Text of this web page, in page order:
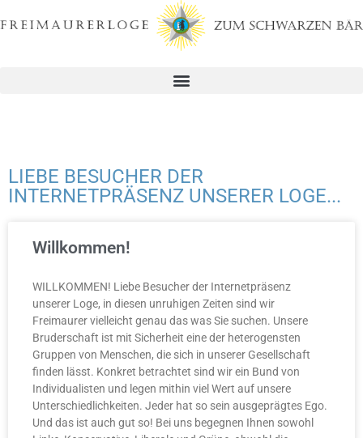
LIEBE BESUCHER DER
INTERNETPRÄSENZ UNSERER LOGE...
Willkommen!
WILLKOMMEN! Liebe Besucher der Internetpräsenz
unserer Loge, in diesen unruhigen Zeiten sind wir
Freimaurer vielleicht genau das was Sie suchen. Unsere
Bruderschaft ist mit Sicherheit eine der heterogensten
Gruppen von Menschen, die sich in unserer Gesellschaft
finden lässt. Konkret betrachtet sind wir ein Bund von
Individualisten und legen mithin viel Wert auf unsere
Unterschiedlichkeiten. Jeder hat so sein ausgeprägtes Ego.
Und das ist auch gut so! Bei uns begegnen Ihnen sowohl